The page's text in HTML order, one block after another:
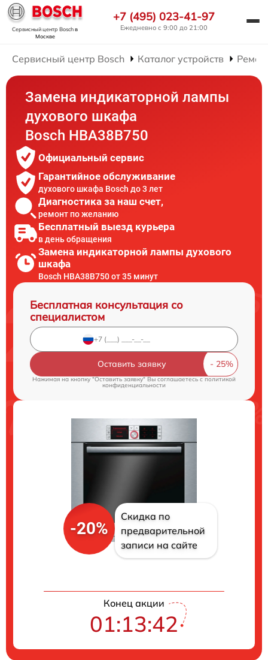
Сервисный центр Boschв
Москве
+7 (495) 023-41-97
Ежедневно с 9:00 до 21:00
Сервисный центр Bosch Каталог устройств
Замена индикаторной лампы
духового шкафа
Bosch HBA38B750
Официальный сервис
Гарантийное обслуживание
духового шкафа Bosch до 3 лет
Диагностика за наш счет,
ремонт по желанию
Бесплатный выезд курьера
в день обращения
Замена индикаторной лампы духового
шкафа
Bosch HBA38B750 от 35 минут
Бесплатная консультация со
специалистом
Оставить заявку
Нажимая на кнопку "Оставить заявку" Вы соглашаетесь cполитикой
конфиденциальности
-20%
Скидка по
предварительной
записи на сайте
Конец акции
01:13:41